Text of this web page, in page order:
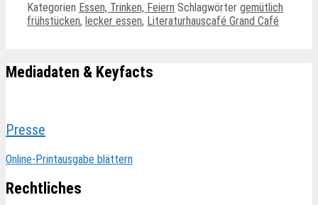
Kategorien Essen, Trinken, Feiern Schlagwörter gemütlich
frühstücken, lecker essen, Literaturhauscafé Grand Café
Mediadaten & Keyfacts
Presse
Online-Printausgabe blättern
Rechtliches